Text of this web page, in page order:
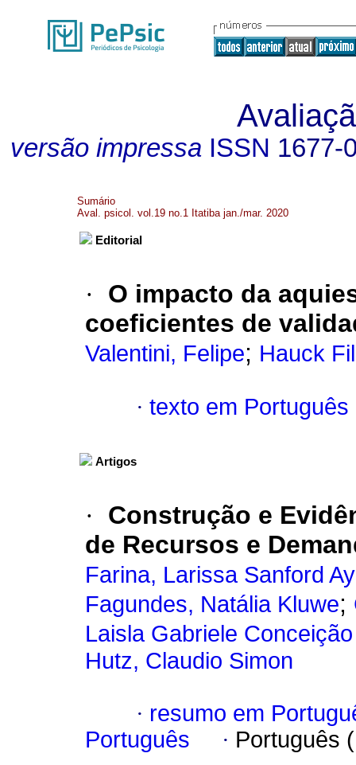
versão impressa ISSN 1677-
Sumário
Aval. psicol. vol.19 no.1 Itatiba jan./mar. 2020
Editorial
·
O impacto da
coeficientes de
Valentini, Felipe; Hauck
· texto em Português
Artigos
·
Construção e
de Recursos e
Farina, Larissa Sanford
Fagundes, Natália Kluwe;
Laisla Gabriele
Hutz, Claudio Simon
· resumo em
Português
· Português